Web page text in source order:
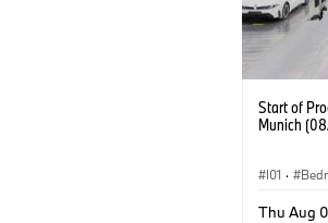
Start of
Munich
I01 ·
Thu Aug